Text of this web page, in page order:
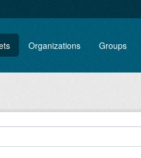
Organizations Groups